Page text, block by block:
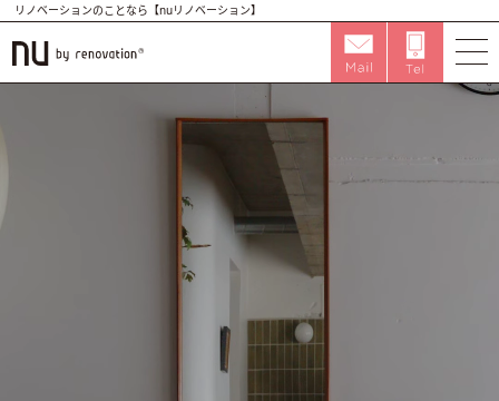
リノベーションのことなら【nuリノベーション】